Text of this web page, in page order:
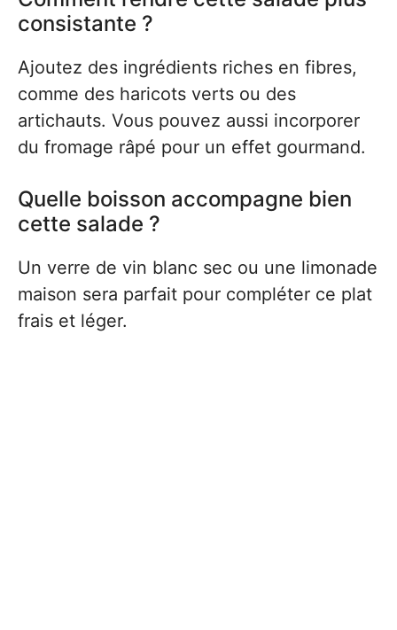
consistante ?
Ajoutez des ingrédients riches en fibres,
comme des haricots verts ou des
artichauts. Vous pouvez aussi incorporer
du fromage râpé pour un effet gourmand.
Quelle boisson accompagne bien
cette salade ?
Un verre de vin blanc sec ou une limonade
maison sera parfait pour compléter ce plat
frais et léger.